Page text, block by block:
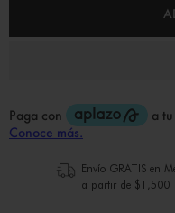
Envío GRATIS en
a partir de $1,500